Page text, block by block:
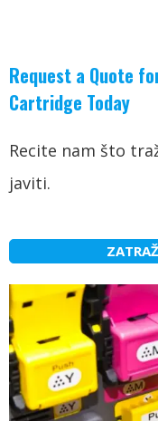
Request a Quote
Cartridge Today
Recite nam što
javiti.